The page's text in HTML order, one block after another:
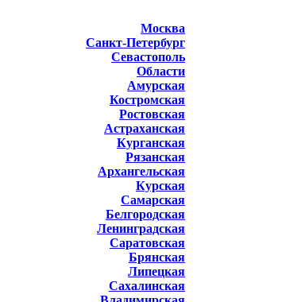
Москва
Санкт-Петербург
Севастополь
Области
Амурская
Костромская
Ростовская
Астраханская
Курганская
Рязанская
Архангельская
Курская
Самарская
Белгородская
Ленинградская
Саратовская
Брянская
Липецкая
Сахалинская